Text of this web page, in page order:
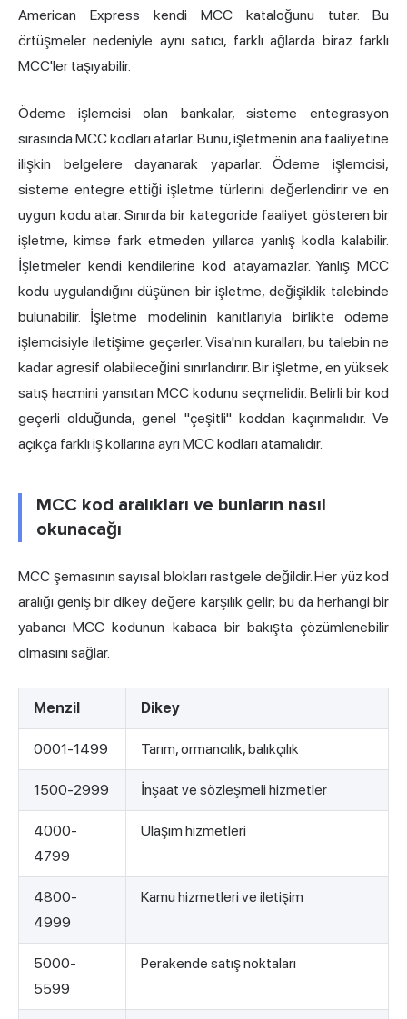
American Express kendi MCC kataloğunu tutar. Bu
örtüşmeler nedeniyle aynı satıcı, farklı ağlarda biraz farklı
MCC'ler taşıyabilir.
Ödeme işlemcisi olan bankalar, sisteme entegrasyon
sırasında MCC kodları atarlar. Bunu, işletmenin ana faaliyetine
ilişkin belgelere dayanarak yaparlar. Ödeme işlemcisi,
sisteme entegre ettiği işletme türlerini değerlendirir ve en
uygun kodu atar. Sınırda bir kategoride faaliyet gösteren bir
işletme, kimse fark etmeden yıllarca yanlış kodla kalabilir.
İşletmeler kendi kendilerine kod atayamazlar. Yanlış MCC
kodu uygulandığını düşünen bir işletme, değişiklik talebinde
bulunabilir. İşletme modelinin kanıtlarıyla birlikte ödeme
işlemcisiyle iletişime geçerler. Visa'nın kuralları, bu talebin ne
kadar agresif olabileceğini sınırlandırır. Bir işletme, en yüksek
satış hacmini yansıtan MCC kodunu seçmelidir. Belirli bir kod
geçerli olduğunda, genel "çeşitli" koddan kaçınmalıdır. Ve
açıkça farklı iş kollarına ayrı MCC kodları atamalıdır.
MCC kod aralıkları ve bunların nasıl
okunacağı
MCC şemasının sayısal blokları rastgele değildir. Her yüz kod
aralığı geniş bir dikey değere karşılık gelir; bu da herhangi bir
yabancı MCC kodunun kabaca bir bakışta çözümlenebilir
olmasını sağlar.
Menzil Dikey
0001-1499 Tarım, ormancılık, balıkçılık
1500-2999 İnşaat ve sözleşmeli hizmetler
4000-
4799
Ulaşım hizmetleri
4800-
4999
Kamu hizmetleri ve iletişim
5000-
5599
Perakende satış noktaları